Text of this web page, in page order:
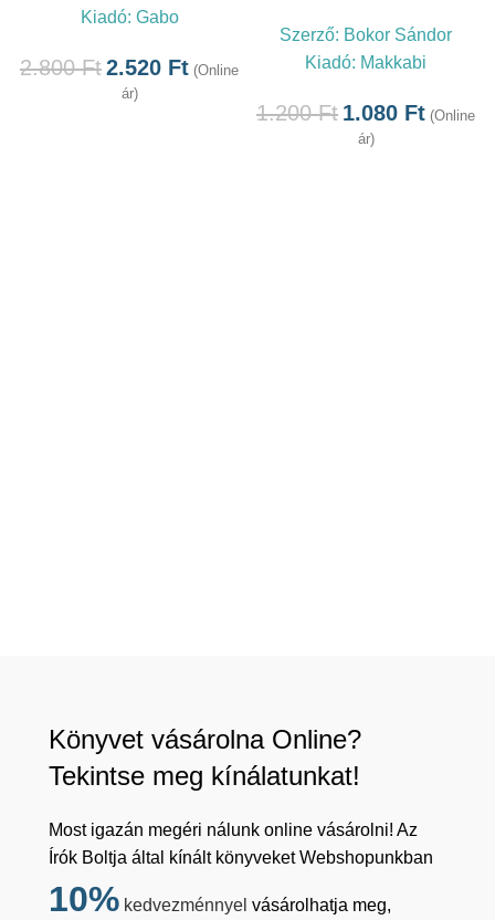
Kiadó: Gabo
2.800Ft2.520 Ft (Online
ár)
Szerző: Bokor Sándor
Kiadó: Makkabi
1.200Ft 1.080 Ft (Online
ár)
Könyvet vásárolna Online?
Tekintse meg kínálatunkat!
Most igazán megéri nálunk online vásárolni! Az
Írók Boltja által kínált könyveket Webshopunkban
10% kedvezménnyel vásárolhatja meg,